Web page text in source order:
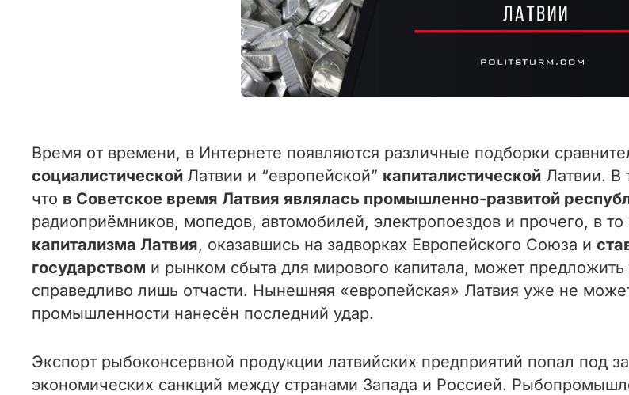
Время от времени, в Интернете появляются различные подборки
социалистической Латвии и “европейской” капиталистической Латвии. В
что в Советское время Латвия являлась промышленно-развитой
радиоприёмников, мопедов, автомобилей, электропоездов и прочего, в
капитализма Латвия, оказавшись на задворках Европейского Союза и
государством и рынком сбыта для мирового капитала, может
справедливо лишь отчасти. Нынешняя «европейская» Латвия уже не
промышленности нанесён последний удар.
Экспорт рыбоконсервной продукции латвийских предприятий попал под
экономических санкций между странами Запада и Россией.